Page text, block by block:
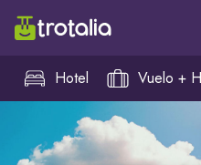
Hotel Vuelo +